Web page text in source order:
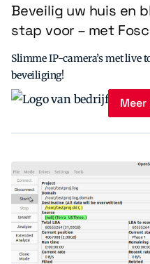
Beveilig uw huis en
stap voor – met
Slimme IP-camera’s met live
beveiliging!